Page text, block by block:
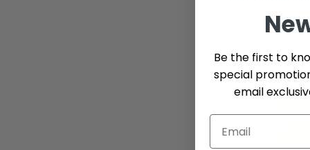
$12.99
Be the first to
special
email